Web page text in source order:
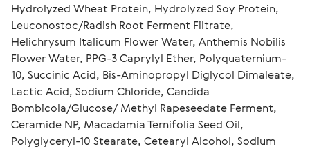
Hydrolyzed Wheat Protein, Hydrolyzed Soy Protein,
Leuconostoc/Radish Root Ferment Filtrate,
Helichrysum Italicum Flower Water, Anthemis Nobilis
Flower Water, PPG-3 Caprylyl Ether, Polyquaternium-
10, Succinic Acid, Bis-Aminopropyl Diglycol Dimaleate,
Lactic Acid, Sodium Chloride, Candida
Bombicola/Glucose/ Methyl Rapeseedate Ferment,
Ceramide NP, Macadamia Ternifolia Seed Oil,
Polyglyceryl-10 Stearate, Cetearyl Alcohol, Sodium